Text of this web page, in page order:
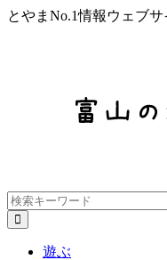
とやまNo.1情報ウェブサ
遊ぶ